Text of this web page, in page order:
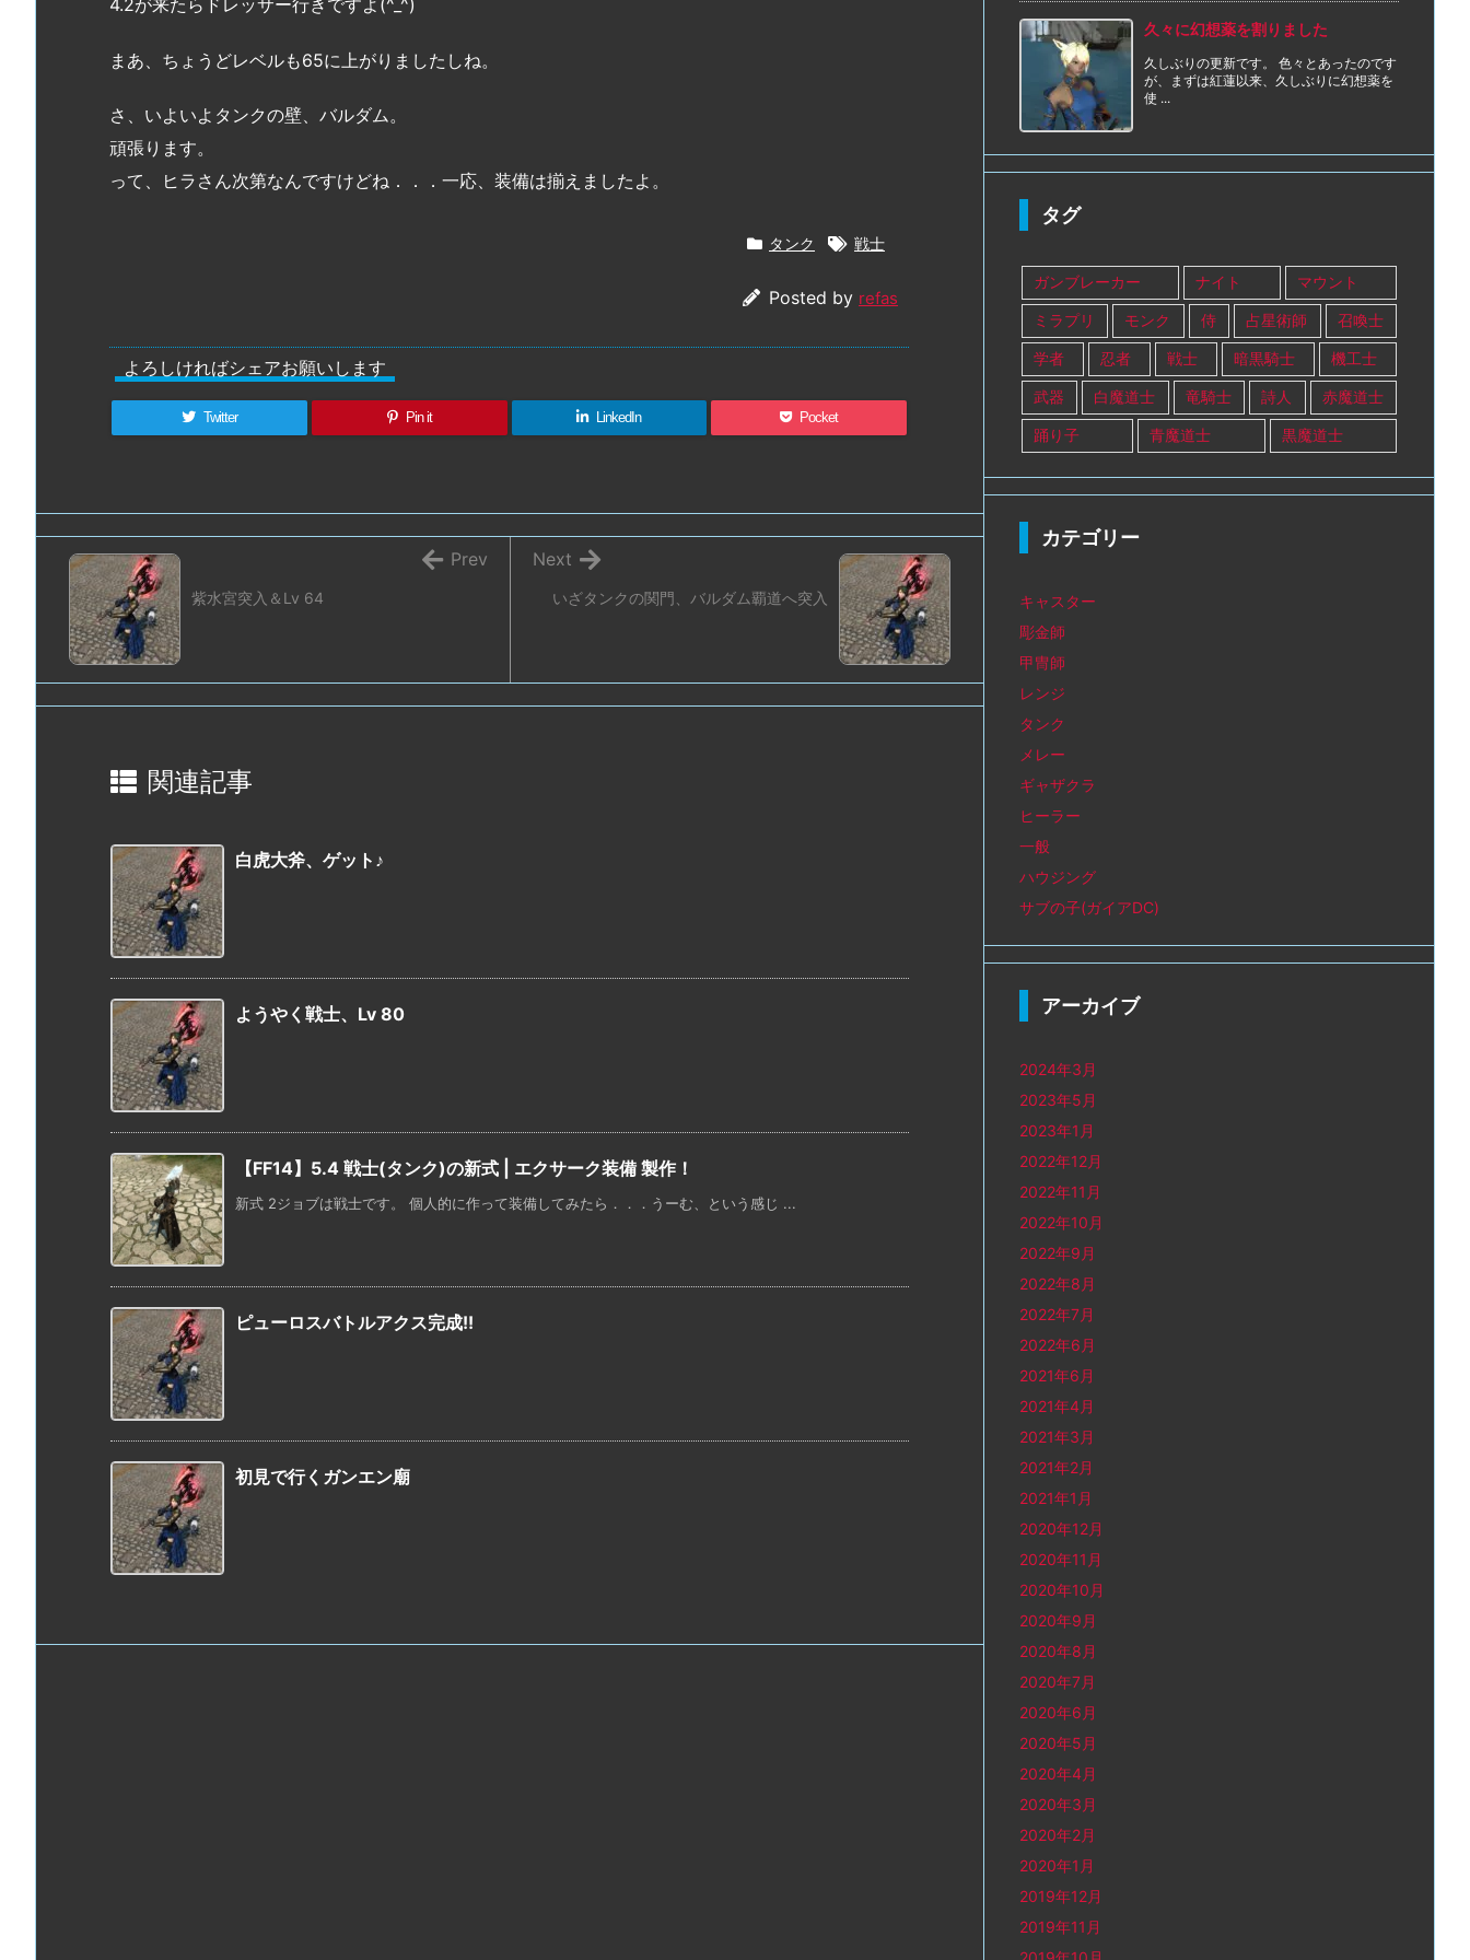
まあ、ちょうどレベルも65に上がりましたしね。
さ、いよいよタンクの壁、バルダム。
頑張ります。
って、ヒラさん次第なんですけどね．．．一応、装備は揃えましたよ。
タンク 戦士
Posted by refas
よろしければシェアお願いします
Twitter Pin it LinkedIn Pocket
いざタンクの関門、バルダム覇道へ突入
Next
紫水宮突入＆Lv 64
Prev
関連記事
白虎大斧、ゲット♪
ようやく戦士、Lv 80
【FF14】5.4 戦士(タンク)の新式 | エクサーク装備 製作！
新式 2ジョブは戦士です。 個人的に作って装備してみたら．．．うーむ、という感じ ...
ピューロスバトルアクス完成!!
初見で行くガンエン廟
久々に幻想薬を割りました
久しぶりの更新です。 色々とあったのです
が、まずは紅蓮以来、久しぶりに幻想薬を
使 ...
タグ
ガンブレーカー ナイト マウント
ミラプリ モンク 侍 占星術師 召喚士
学者 忍者 戦士 暗黒騎士 機工士
武器 白魔道士 竜騎士 詩人 赤魔道士
踊り子 青魔道士 黒魔道士
カテゴリー
キャスター
彫金師
甲冑師
レンジ
タンク
メレー
ギャザクラ
ヒーラー
一般
ハウジング
サブの子(ガイアDC)
アーカイブ
2024年3月
2023年5月
2023年1月
2022年12月
2022年11月
2022年10月
2022年9月
2022年8月
2022年7月
2022年6月
2021年6月
2021年4月
2021年3月
2021年2月
2021年1月
2020年12月
2020年11月
2020年10月
2020年9月
2020年8月
2020年7月
2020年6月
2020年5月
2020年4月
2020年3月
2020年2月
2020年1月
2019年12月
2019年11月